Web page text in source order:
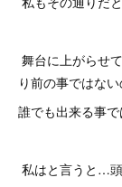
舞台に上がらせ
り前の事ではない
誰でも出来る事
私はと言うと…頭